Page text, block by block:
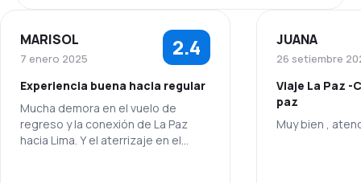
Red de vuelos 3.9
Precio de los pasajes 3.9
Comodidad del viaje 3.9
MARISOL
7 enero 2025 2.4
Experiencia buena hacia regular
Mucha demora en el vuelo de
regreso y la conexión de La Paz
hacia Lima. Y el aterrizaje en el
JUANA
26 setiembre
Viaje La Paz -
paz
Muy bien ,